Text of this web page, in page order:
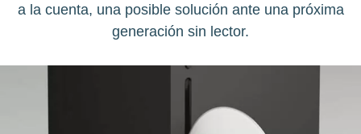
a la cuenta, una posible solución ante una próxima
generación sin lector.